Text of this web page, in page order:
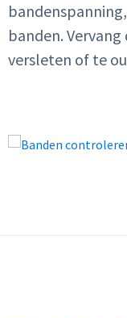
banden.
versleten of te